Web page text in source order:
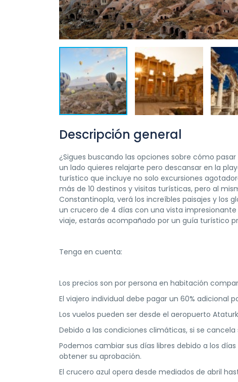
Descripción general
¿Sigues buscando las opciones sobre cómo
un lado quieres relajarte pero descansar en la
turístico que incluye no solo excursiones
más de 10 destinos y visitas turísticas, pero al
Constantinopla, verá los increíbles paisajes y los
un crucero de 4 días con una vista
viaje, estarás acompañado por un guía turístico
Tenga en cuenta:
Los precios son por persona en habitación
El viajero individual debe pagar un 60% adicional
Los vuelos pueden ser desde el aeropuerto
Debido a las condiciones climáticas, si se
Podemos cambiar sus días libres debido a los
obtener su aprobación.
El crucero azul opera desde mediados de abril